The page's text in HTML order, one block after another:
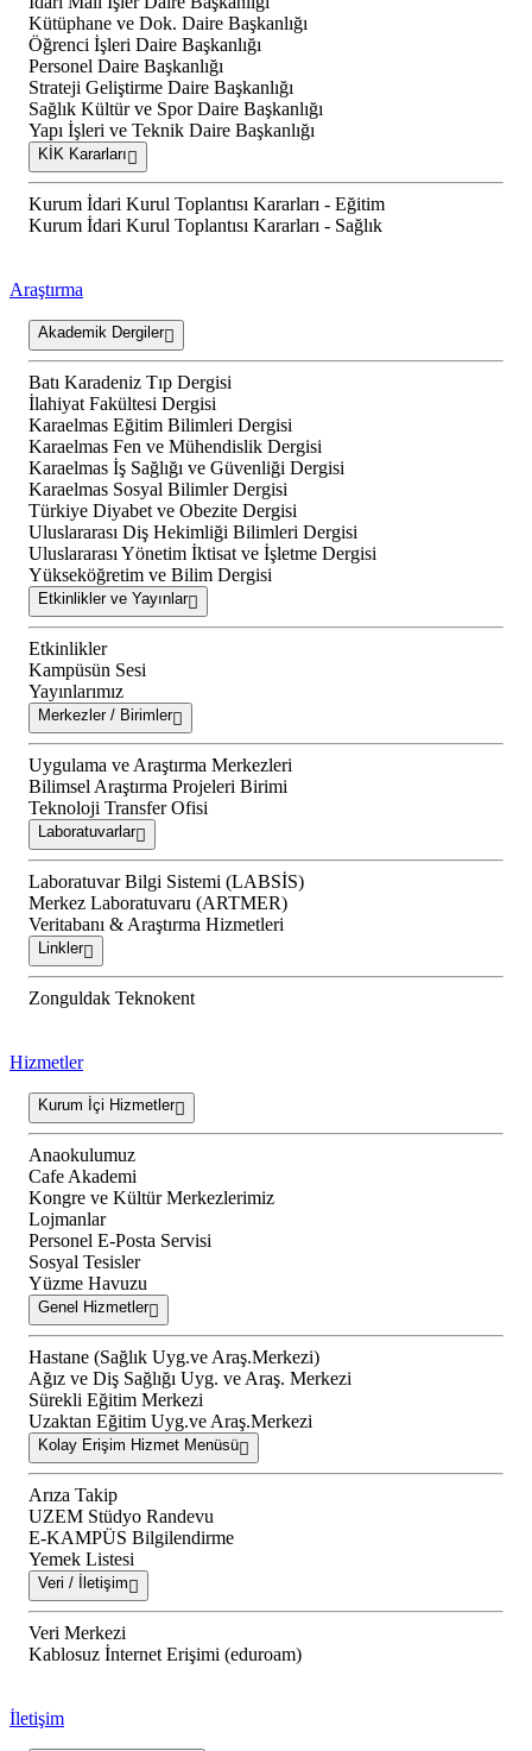
Kütüphane ve Dok. Daire Başkanlığı
Öğrenci İşleri Daire Başkanlığı
Personel Daire Başkanlığı
Strateji Geliştirme Daire Başkanlığı
Sağlık Kültür ve Spor Daire Başkanlığı
Yapı İşleri ve Teknik Daire Başkanlığı
KİK Kararları
Kurum İdari Kurul Toplantısı Kararları - Eğitim
Kurum İdari Kurul Toplantısı Kararları - Sağlık
Araştırma
Akademik Dergiler
Batı Karadeniz Tıp Dergisi
İlahiyat Fakültesi Dergisi
Karaelmas Eğitim Bilimleri Dergisi
Karaelmas Fen ve Mühendislik Dergisi
Karaelmas İş Sağlığı ve Güvenliği Dergisi
Karaelmas Sosyal Bilimler Dergisi
Türkiye Diyabet ve Obezite Dergisi
Uluslararası Diş Hekimliği Bilimleri Dergisi
Uluslararası Yönetim İktisat ve İşletme Dergisi
Yükseköğretim ve Bilim Dergisi
Etkinlikler ve Yayınlar
Etkinlikler
Kampüsün Sesi
Yayınlarımız
Merkezler / Birimler
Uygulama ve Araştırma Merkezleri
Bilimsel Araştırma Projeleri Birimi
Teknoloji Transfer Ofisi
Laboratuvarlar
Laboratuvar Bilgi Sistemi (LABSİS)
Merkez Laboratuvaru (ARTMER)
Veritabanı & Araştırma Hizmetleri
Linkler
Zonguldak Teknokent
Hizmetler
Kurum İçi Hizmetler
Anaokulumuz
Cafe Akademi
Kongre ve Kültür Merkezlerimiz
Lojmanlar
Personel E-Posta Servisi
Sosyal Tesisler
Yüzme Havuzu
Genel Hizmetler
Hastane (Sağlık Uyg.ve Araş.Merkezi)
Ağız ve Diş Sağlığı Uyg. ve Araş. Merkezi
Sürekli Eğitim Merkezi
Uzaktan Eğitim Uyg.ve Araş.Merkezi
Kolay Erişim Hizmet Menüsü
Arıza Takip
UZEM Stüdyo Randevu
E-KAMPÜS Bilgilendirme
Yemek Listesi
Veri / İletişim
Veri Merkezi
Kablosuz İnternet Erişimi (eduroam)
İletişim